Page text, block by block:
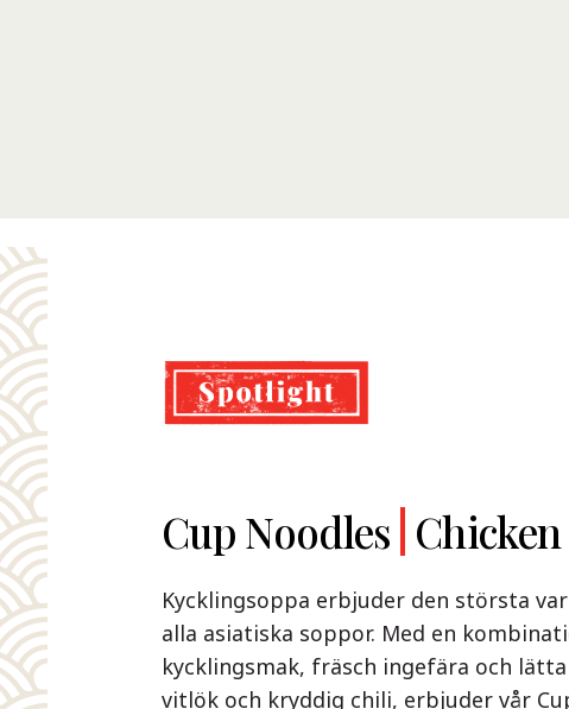
Nissin Ramen
Premium
Shoyu
Spicy
Nu i smakerna Shoyu Yuzu, Spicy Miso
Cup Noodles Chicken
Kycklingsoppa erbjuder den största
alla asiatiska soppor. Med en
kycklingsmak, fräsch ingefära och
vitlök och kryddig chili, erbjuder vår
Demae Ramen Beef
Nissin Demae Ramen Beef – en söt
delikatess som bokstavligen värmer
själ. De söta och syrliga smakerna,
noggrant utvalda ingredienser, är